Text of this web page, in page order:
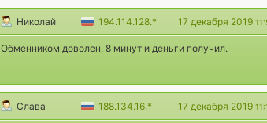
Николай 194.114.128.* 17 декабря 2019
Обменником доволен, 8 минут и деньги получил.
Слава 188.134.16.* 17 декабря 2019